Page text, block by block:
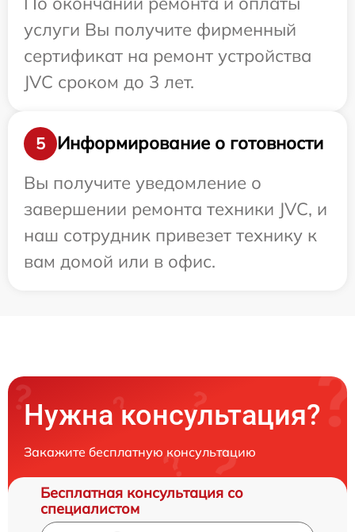
услуги Вы получите фирменный
сертификат на ремонт устройства
JVC сроком до 3 лет.
5
Информирование о готовности
Вы получите уведомление о
завершении ремонта техники JVC, и
наш сотрудник привезет технику к
вам домой или в офис.
Нужна консультация?
Закажите бесплатную консультацию
Бесплатная консультация со
специалистом